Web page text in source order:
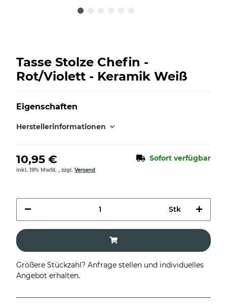
Tasse Stolze Chefin -
Rot/Violett - Keramik Weiß
Eigenschaften
Herstellerinformationen
10,95 € Sofort verfügbar
inkl. 19% MwSt. , zzgl. Versand
Stk
Größere Stückzahl? Anfrage stellen und individuelles
Angebot erhalten.